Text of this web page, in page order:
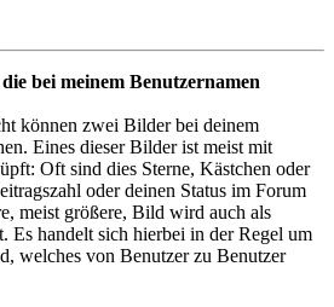
bei meinem Benutzernamen
können zwei Bilder bei deinem
Eines dieser Bilder ist meist mit
Oft sind dies Sterne, Kästchen oder
oder deinen Status im Forum
meist größere, Bild wird auch als
Es handelt sich hierbei in der Regel um
welches von Benutzer zu Benutzer